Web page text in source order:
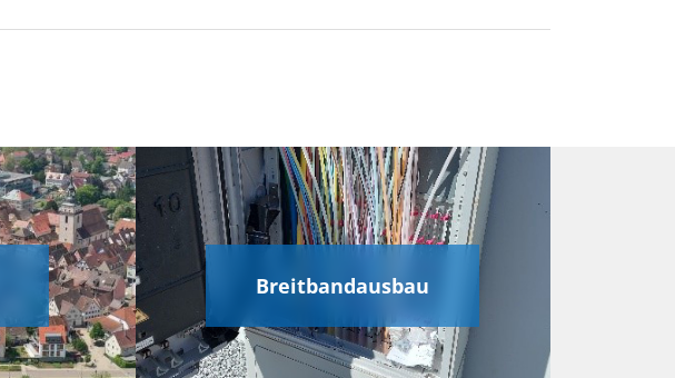
Breitbandausbau